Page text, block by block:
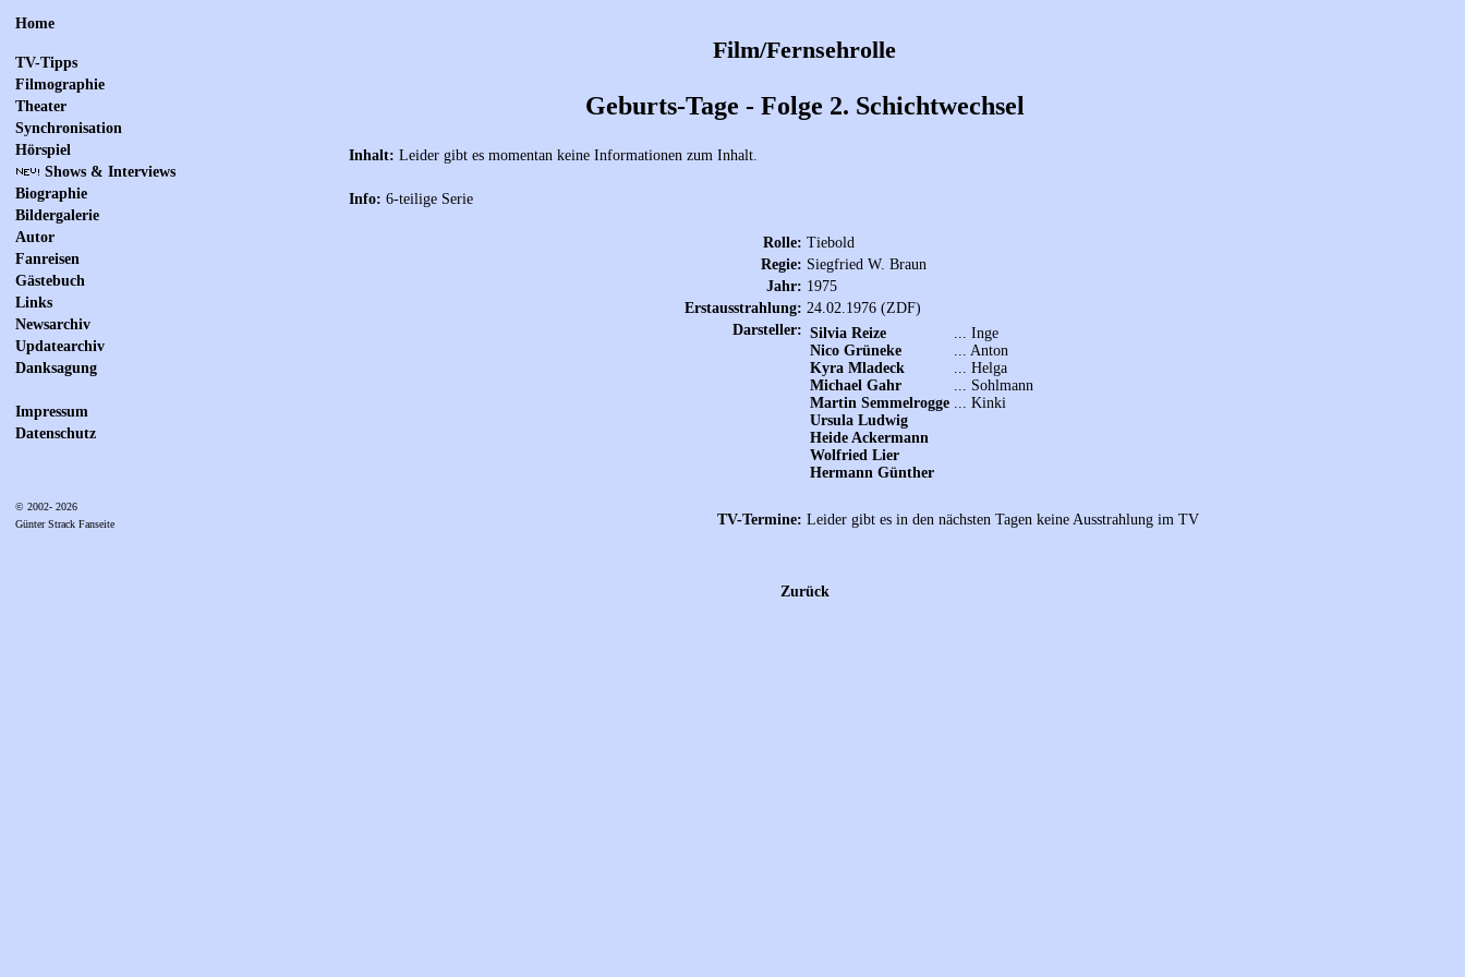
Home
TV-Tipps
Filmographie
Theater
Synchronisation
Hörspiel
Shows & Interviews
Biographie
Bildergalerie
Autor
Fanreisen
Gästebuch
Links
Newsarchiv
Updatearchiv
Danksagung
Impressum
Datenschutz
© 2002- 2026
Günter Strack Fanseite
Film/Fernsehrolle
Geburts-Tage - Folge 2. Schichtwechsel
Inhalt: Leider gibt es momentan keine Informationen zum Inhalt.
Info: 6-teilige Serie
Rolle: Tiebold
Regie: Siegfried W. Braun
Jahr: 1975
Erstausstrahlung: 24.02.1976 (ZDF)
Darsteller: Silvia Reize
Nico Grüneke
Kyra Mladeck
Michael Gahr
Martin Semmelrogge
Ursula Ludwig
Heide Ackermann
Wolfried Lier
Hermann Günther
... Inge
... Anton
... Helga
... Sohlmann
... Kinki
TV-Termine: Leider gibt es in den nächsten Tagen keine Ausstrahlung im TV
Zurück